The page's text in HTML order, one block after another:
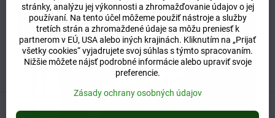
Ružinovská 40, 82103 Bratislava
Otváracie hodiny
UTOROK 10:00 - 15:00
STREDA 10:00 - 17:00
ŠTVRTOK 10:00 - 15:00
stránky, analýzu jej výkonnosti a zhromažďovanie údajov o jej
používaní. Na tento účel môžeme použiť nástroje a služby
tretích strán a zhromaždené údaje sa môžu preniesť k
partnerom v EÚ, USA alebo iných krajinách. Kliknutím na „Prijať
všetky cookies“ vyjadrujete svoj súhlas s týmto spracovaním.
Nižšie môžete nájsť podrobné informácie alebo upraviť svoje
preferencie.
Zásady ochrany osobných údajov